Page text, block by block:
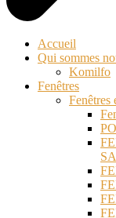
Accueil
Qui sommes
Komilfo
Fenêtres
Fenêtres